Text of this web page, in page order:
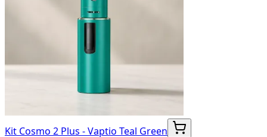
Kit Cosmo 2 Plus - Vaptio Teal Green